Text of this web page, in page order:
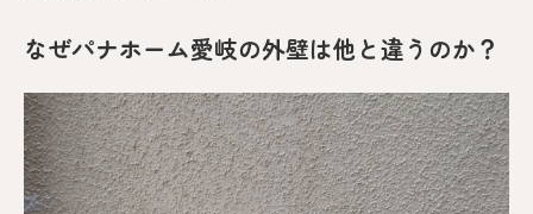
なぜパナホーム愛岐の外壁は他と違うのか？